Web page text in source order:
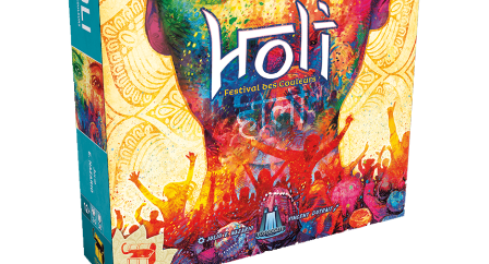
Coffrets
Echiquiers
voyage
Echiquiers
électroniques